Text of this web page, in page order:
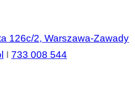
126c/2, Warszawa-Zawady
I 733 008 544